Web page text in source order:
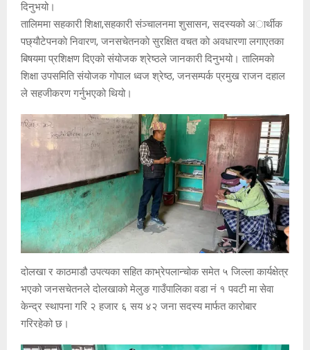
दिनुभयो।
तालिममा सहकारी शिक्षा,सहकारी संञ्चालनमा शुसासन, सदस्यको अार्थीक
पछ्याैटेपनकाे निवारण, जनसचेतनकाे सुरक्षित वचत काे अवधारणा लगाएतका
बिषयमा प्रशिक्षण दिएको संयोजक श्रेष्ठले जानकारी दिनुभयो। तालिमको
शिक्षा उपसमिति संयोजक गोपाल ध्वज श्रेष्ठ, जनसम्पर्क प्रमुख राजन दहाल
ले सहजीकरण गर्नुभएको थियो।
दोलखा र काठमाडौ उपत्यका सहित काभ्रेपलान्चोक समेत ५ जिल्ला कार्यक्षेत्र
भएको जनसचेतनले दोलखाको मेलुङ गाउँपालिका वडा नं १ पवटी मा सेवा
केन्द्र स्थापना गरि २ हजार ६ सय ४२ जना सदस्य मार्फत कारोबार
गरिरहेको छ।